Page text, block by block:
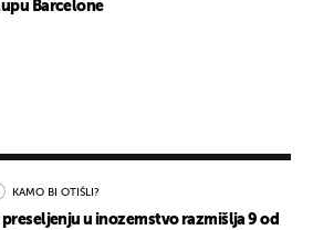
Barcelone
KAMO BI OTIŠLI?
preseljenju u inozemstvo razmišlja 9 od